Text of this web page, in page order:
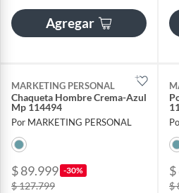
Agregar
MARKETING PERSONAL
Chaqueta Hombre Crema-Azul
Mp 114494
Por MARKETING PERSONAL
$ 89.999 -30%
$ 127.799 $